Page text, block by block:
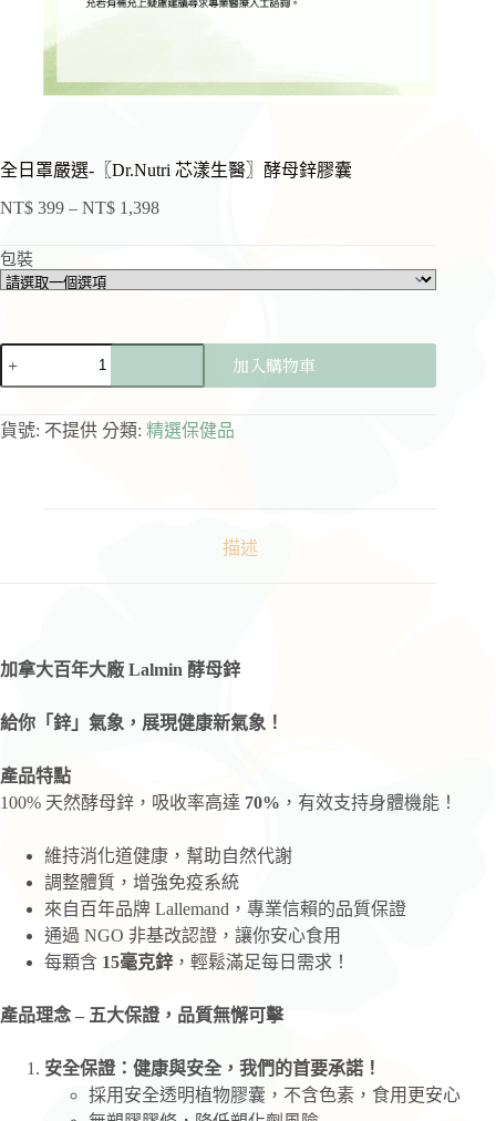
全日罩嚴選-〖Dr.Nutri 芯漾生醫〗酵母鋅膠囊
NT$ 399 – NT$ 1,398價
範
圍：
NT$ 1,398
包裝
嚴
膠
囊
量
加入購物車
貨號: 不提供 分類: 精選保健品
描述
加拿大百年大廠 Lalmin 酵母鋅
給你「鋅」氣象，展現健康新氣象！
產品特點
100% 天然酵母鋅，吸收率高達 70% ，有效支持身體機能！
維持消化道健康，幫助自然代謝
調整體質，增強免疫系統
來自百年品牌 Lallemand，專業信賴的品質保證
通過 NGO 非基改認證，讓你安心食用
每顆含 15毫克鋅 ，輕鬆滿足每日需求！
產品理念 – 五大保證，品質無懈可擊
安全保證：健康與安全，我們的首要承諾！
採用安全透明植物膠囊，不含色素，食用更安心